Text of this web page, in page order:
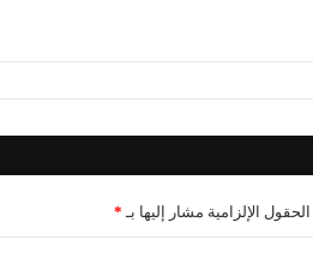
الحقول الإلزامية مشار إليها بـ *